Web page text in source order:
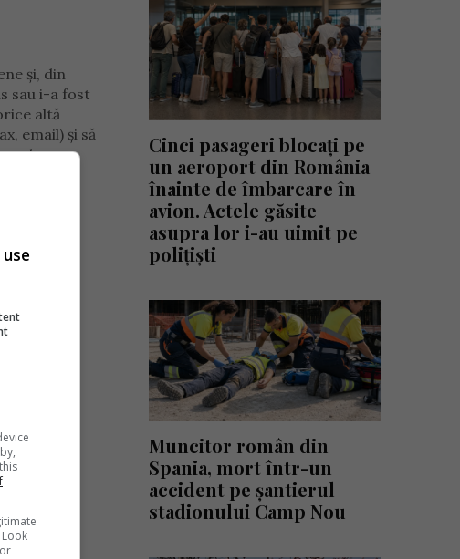
şi, din
sau i-a fost
altă
email) şi să
de
în
Cinci pasageri blocați pe
un aeroport din România
înainte de îmbarcare în
avion. Actele găsite
asupra lor i-au uimit pe
polițiști
Muncitor român din
Spania, mort într-un
accident pe șantierul
stadionului Camp Nou